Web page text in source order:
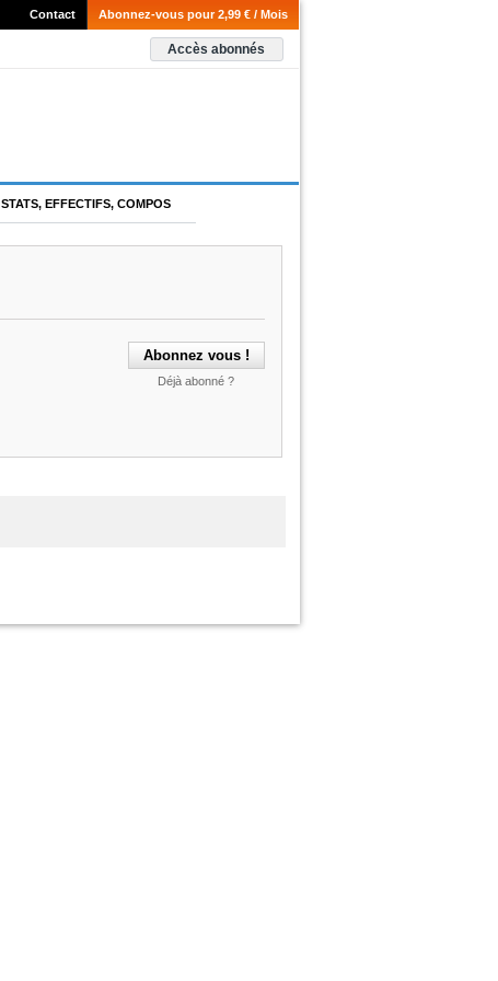
Abonnez-vous pour 2,99 € / Mois
Contact
Accès abonnés
STATS, EFFECTIFS, COMPOS
Déjà abonné ?